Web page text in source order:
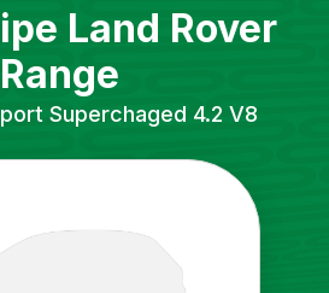
Land Rover
Range
Superchaged 4.2 V8